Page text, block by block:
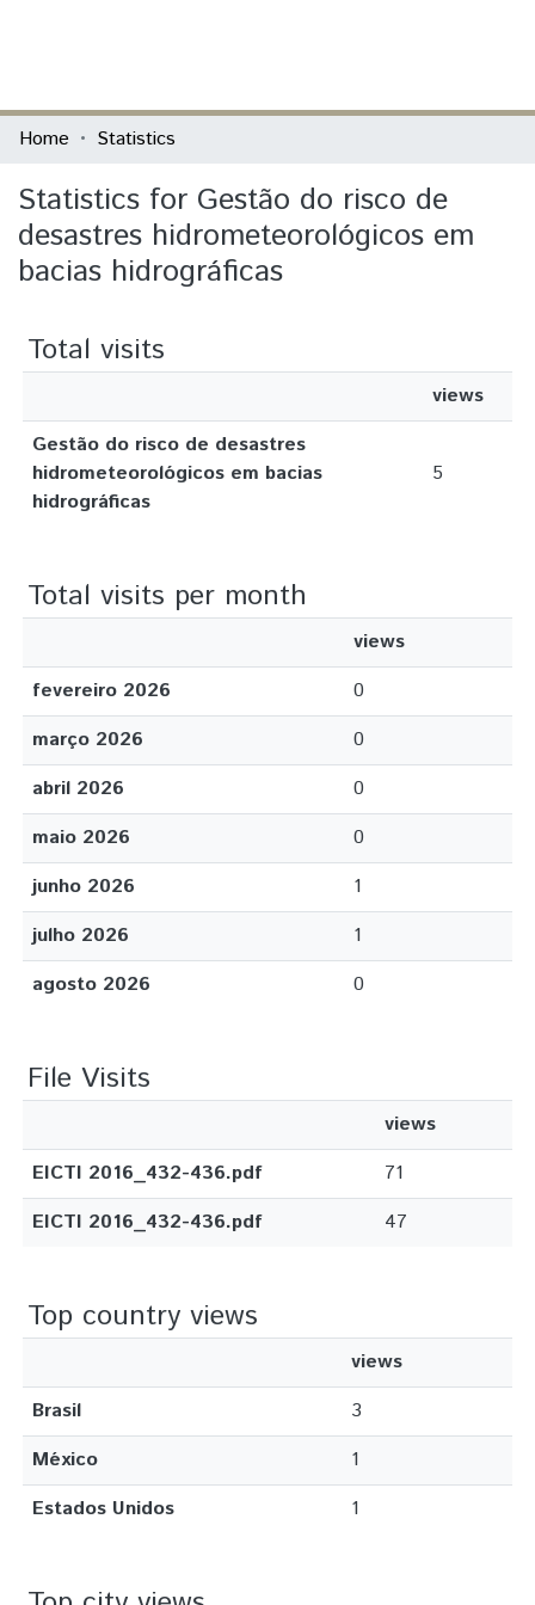
Communities & Collections
All of DSpace
Home Statistics
Statistics for Gestão do risco de
desastres hidrometeorológicos em
bacias hidrográficas
Total visits
views
Gestão do risco de desastres
hidrometeorológicos em bacias
hidrográficas
5
Total visits per month
views
fevereiro 2026
0
março 2026
0
abril 2026
0
maio 2026
0
junho 2026
1
julho 2026
1
agosto 2026
0
File Visits
views
EICTI 2016_432-436.pdf
71
EICTI 2016_432-436.pdf
47
Top country views
views
Brasil
3
México
1
Estados Unidos
1